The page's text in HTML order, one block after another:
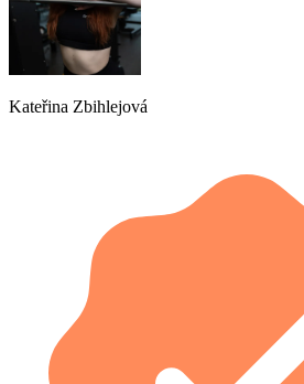
Kateřina Zbihlejová